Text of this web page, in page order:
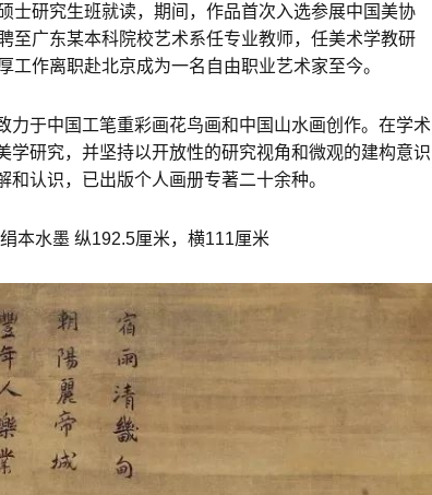
士研究生班就读，期间，作品首次入选参展中国美协
至广东某本科院校艺术系任专业教师，任美术学教研
作离职赴北京成为一名自由职业艺术家至今。
力于中国工笔重彩画花鸟画和中国山水画创作。在学术
学研究，并坚持以开放性的研究视角和微观的建构意识
认识，已出版个人画册专著二十余种。
本水墨 纵192.5厘米，横111厘米